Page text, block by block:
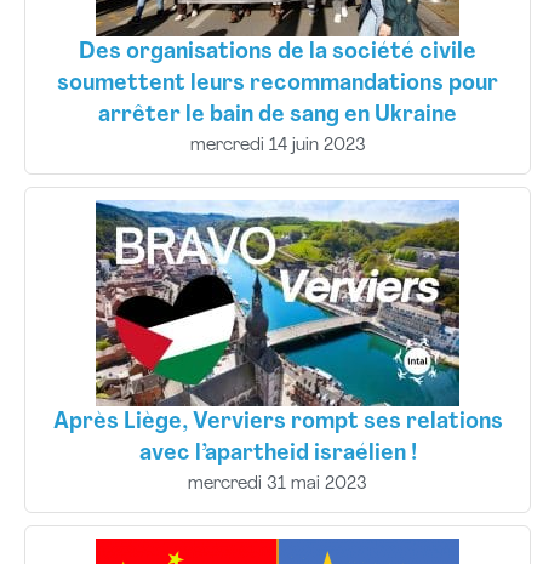
Des organisations de la société civile
soumettent leurs recommandations pour
arrêter le bain de sang en Ukraine
mercredi 14 juin 2023
Après Liège, Verviers rompt ses relations
avec l’apartheid israélien !
mercredi 31 mai 2023